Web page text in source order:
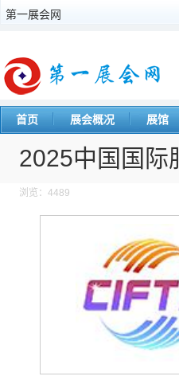
第一展会网
首页 展会概况 展馆
2025中国国际
浏览：4489